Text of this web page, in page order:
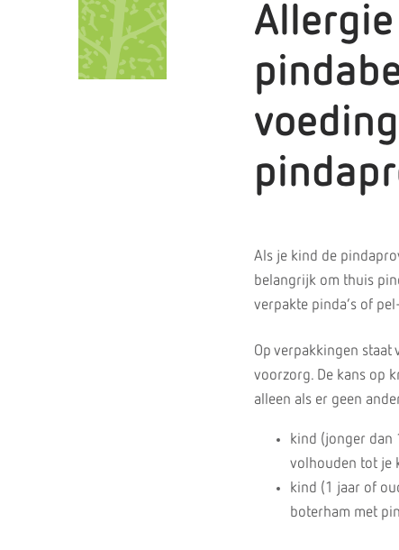
Als je kind de
belangrijk om thuis
verpakte pinda’s of
Op verpakkingen staat
voorzorg. De kans op
alleen als er geen
kind (jonger dan
volhouden tot je
kind (1 jaar of
boterham met